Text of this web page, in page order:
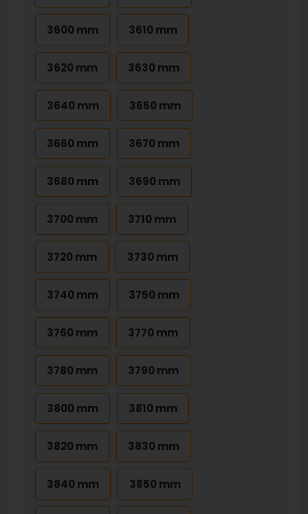
3600 mm 3610 mm
3620 mm 3630 mm
3640 mm 3650 mm
3660 mm 3670 mm
3680 mm 3690 mm
3700 mm 3710 mm
3720 mm 3730 mm
3740 mm 3750 mm
3760 mm 3770 mm
3780 mm 3790 mm
3800 mm 3810 mm
3820 mm 3830 mm
3840 mm 3850 mm